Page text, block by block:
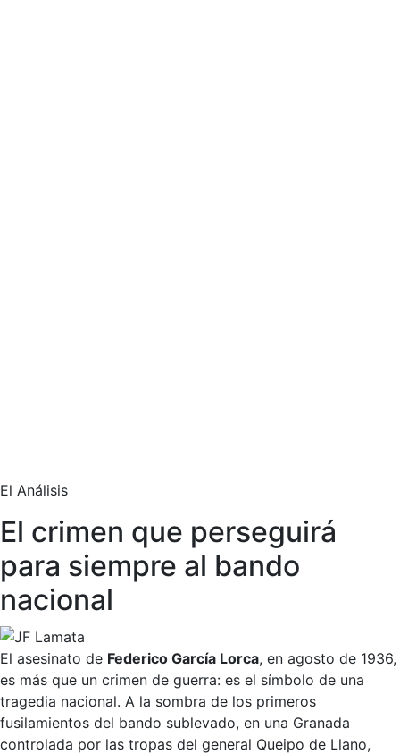
El Análisis
El crimen que perseguirá
para siempre al bando
nacional
El asesinato de Federico García Lorca, en agosto de 1936,
es más que un crimen de guerra: es el símbolo de una
tragedia nacional. A la sombra de los primeros
fusilamientos del bando sublevado, en una Granada
controlada por las tropas del general Queipo de Llano,